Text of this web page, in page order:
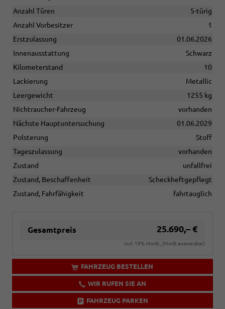
Anzahl Türen
5-türig
Anzahl Vorbesitzer
1
Erstzulassung
01.06.2026
Innenausstattung
Schwarz
Kilometerstand
10
Lackierung
Metallic
Leergewicht
1255 kg
Nichtraucher-Fahrzeug
vorhanden
Nächste Hauptuntersuchung
01.06.2029
Polsterung
Stoff
Tageszulassung
vorhanden
Zustand
unfallfrei
Zustand, Beschaffenheit
Scheckheftgepflegt
Zustand, Fahrfähigkeit
fahrtauglich
Gesamtpreis 25.690,– €
incl. 19% MwSt., (MwSt ausweisbar)
FAHRZEUG BESTELLEN
WIR RUFEN SIE AN
FAHRZEUG PARKEN